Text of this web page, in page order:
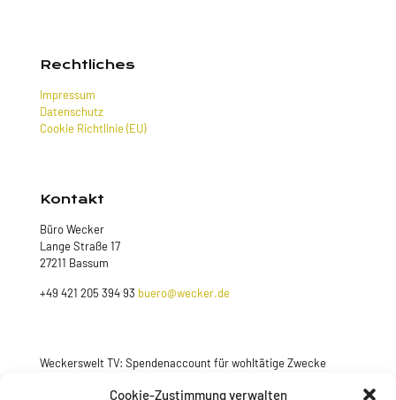
Cookie-Zustimmung verwalten
Rechtliches
Impressum
Datenschutz
Cookie Richtlinie (EU)
Kontakt
Büro Wecker
Lange Straße 17
27211 Bassum
+49 421 205 394 93 buero@wecker.de
Weckerswelt TV: Spendenaccount für wohltätige Zwecke
Jetzt spenden